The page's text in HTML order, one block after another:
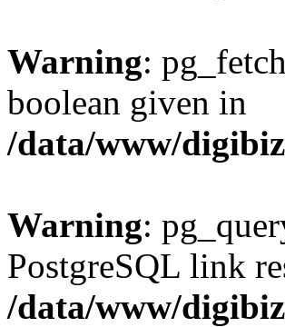
Warning:
boolean given in
/data/www/
Warning:
PostgreSQL link
/data/www/